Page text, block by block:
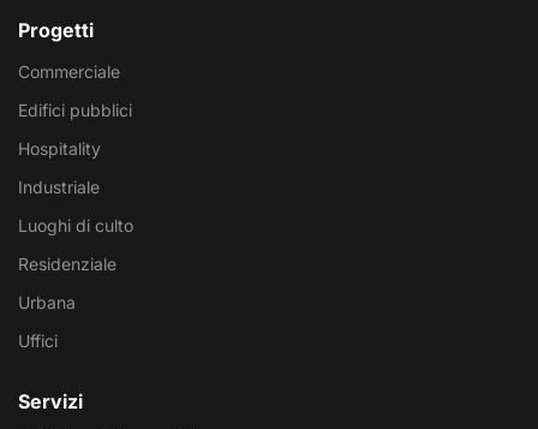
Progetti
Commerciale
Edifici pubblici
Hospitality
Industriale
Luoghi di culto
Residenziale
Urbana
Uffici
Servizi